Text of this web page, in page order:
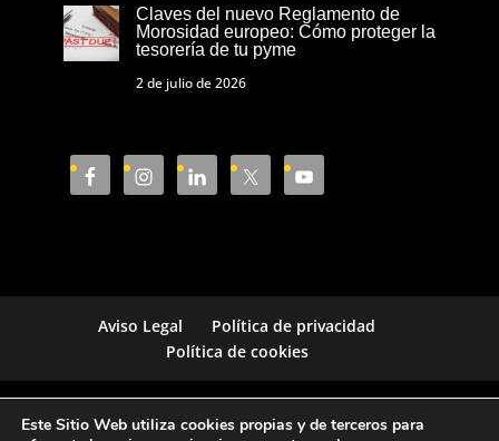
Claves del nuevo Reglamento de
Morosidad europeo: Cómo proteger la
tesorería de tu pyme
2 de julio de 2026
Aviso Legal
Política de privacidad
Política de cookies
Cámara de Comercio de Castellón © 2023
Este Sitio Web utiliza cookies propias y de terceros para